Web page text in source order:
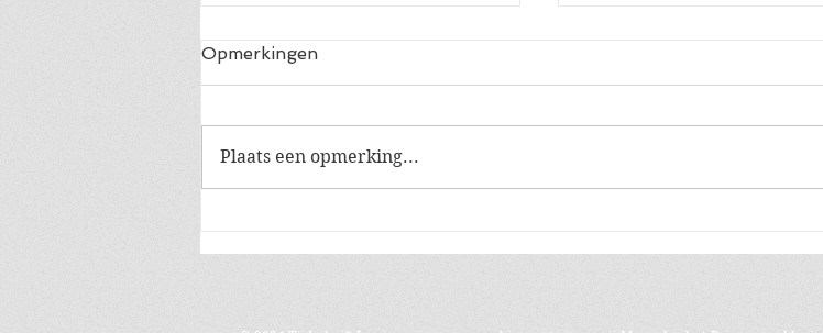
Ben ik mijn lichaam?
Opmerkingen
Plaats een opmerking...